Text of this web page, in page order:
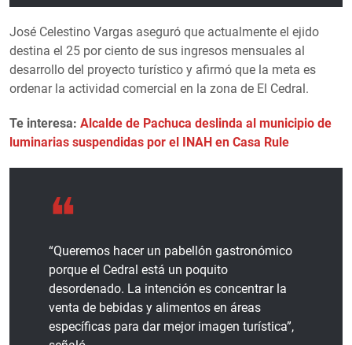
José Celestino Vargas aseguró que actualmente el ejido
destina el 25 por ciento de sus ingresos mensuales al
desarrollo del proyecto turístico y afirmó que la meta es
ordenar la actividad comercial en la zona de El Cedral.
Te interesa: Alcalde de Pachuca deslinda al municipio de
luminarias suspendidas por el INAH en Casa Rule
“Queremos hacer un pabellón gastronómico
porque el Cedral está un poquito
desordenado. La intención es concentrar la
venta de bebidas y alimentos en áreas
específicas para dar mejor imagen turística”,